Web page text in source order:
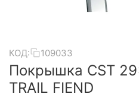
КОД: 109033
Покрышка CST
TRAIL FIEND